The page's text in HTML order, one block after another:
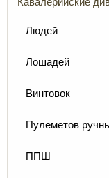
Людей
Лошадей
Винтовок
Пулеметов
ППШ